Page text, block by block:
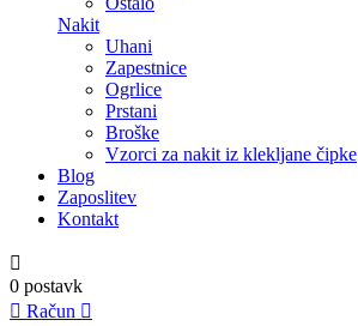
Nakit
Uhani
Zapestnice
Ogrlice
Prstani
Broške
Vzorci za nakit iz klekljane čipke
Blog
Zaposlitev
Kontakt

0 postavk
 Račun 